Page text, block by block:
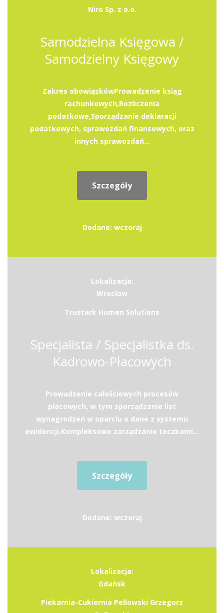
Niro Sp. z o.o.
Samodzielna Księgowa /
Samodzielny Księgowy
Zakres obowiązkówProwadzenie ksiąg
rachunkowych,Rozliczenia
podatkowe,Sporządzanie deklaracji
podatkowych, sprawozdań finansowych, oraz
innych sprawozdań...
Szczegóły
Dodane: wczoraj
Lokalizacja:
Wrocław
Trustark Human Solutions
Specjalista / Specjalistka ds.
Kadrowo-Płacowych
Prowadzenie całościowych procesów
płacowych, w tym sporządzanie list
wynagrodzeń w oparciu o dane z systemu
ewidencji.Kompleksowe zarządzanie teczkami...
Szczegóły
Dodane: wczoraj
Lokalizacja:
Gdańsk
Piekarnia-Cukiernia Pellowski Grzegorz